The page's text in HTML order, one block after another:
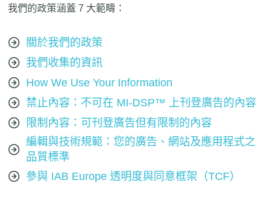
我們的政策涵蓋 7 大範疇：
關於我們的政策
我們收集的資訊
How We Use Your Information
禁止內容：不可在 MI-DSP™ 上刊登廣告的內容
限制內容：可刊登廣告但有限制的內容
編輯與技術規範：您的廣告、網站及應用程式之
品質標準
參與 IAB Europe 透明度與同意框架（TCF）